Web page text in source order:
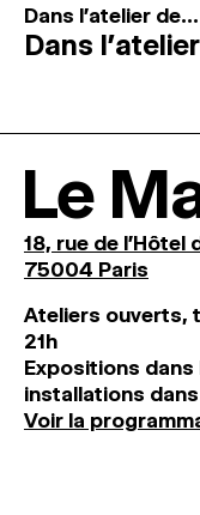
Dans l'atelier de...
Dans
Le
18, rue de l'Hôtel
75004 Paris
Ateliers ouverts,
21h
Expositions dans
installations
Voir la